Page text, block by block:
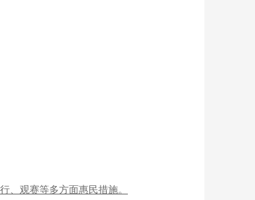
、观赛等多方面惠民措施。